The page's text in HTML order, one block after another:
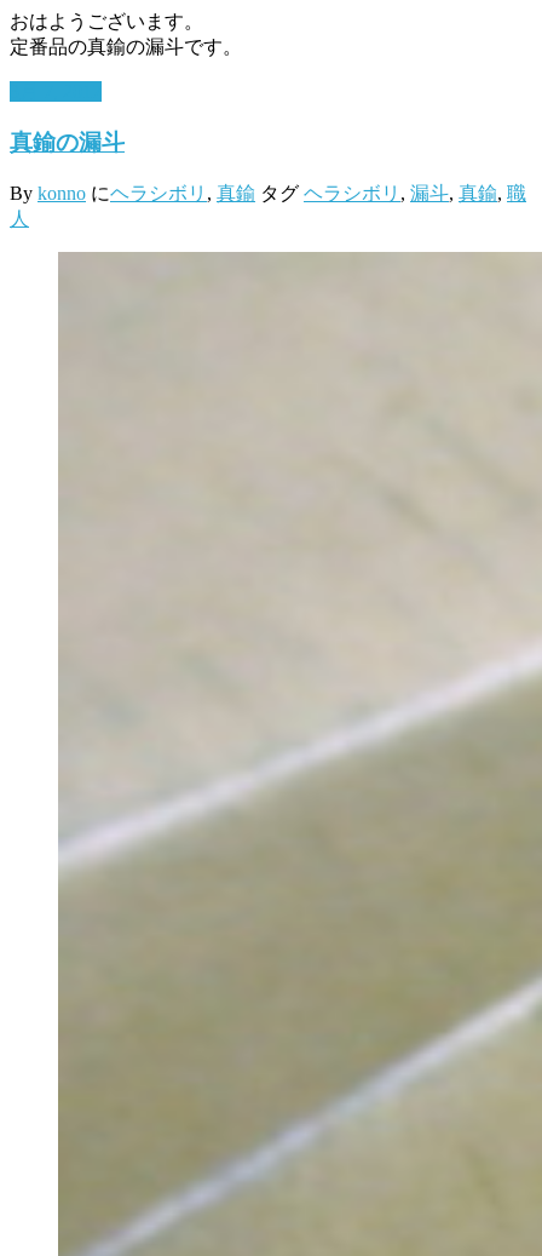
おはようございます。
定番品の真鍮の漏斗です。
真鍮の漏斗
By konno にヘラシボリ , 真鍮 タグ ヘラシボリ , 漏斗, 真鍮, 職
人